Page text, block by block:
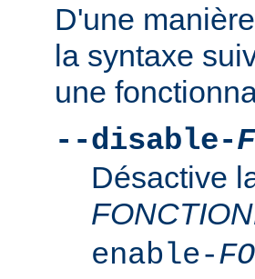
D'une
la syntaxe
une
--disable-
Désactive
enable-